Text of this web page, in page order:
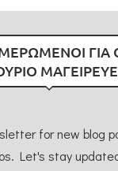
ΓΙΑ
for new blog
Let's stay